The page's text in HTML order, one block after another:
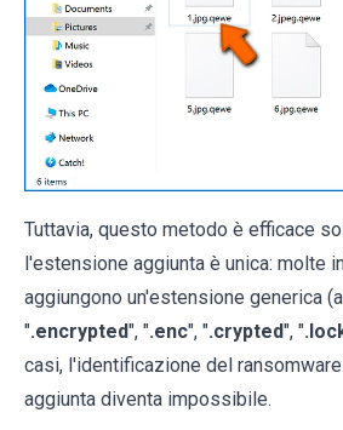
Tuttavia, questo metodo è efficace
l'estensione aggiunta è unica: molte
aggiungono un'estensione generica
".encrypted", ".enc", ".crypted", "
casi, l'identificazione del
aggiunta diventa impossibile.